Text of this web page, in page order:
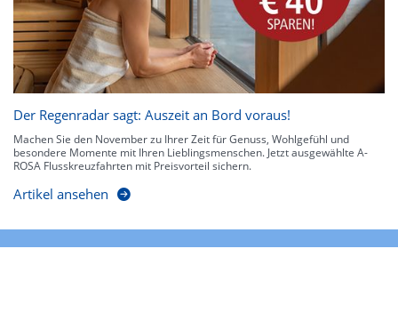
Der Regenradar sagt: Auszeit an Bord voraus!
Machen Sie den November zu Ihrer Zeit für Genuss, Wohlgefühl und
besondere Momente mit Ihren Lieblingsmenschen. Jetzt ausgewählte A-
ROSA Flusskreuzfahrten mit Preisvorteil sichern.
Artikel ansehen